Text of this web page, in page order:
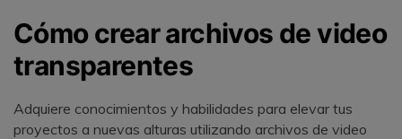
Cómo crear archivos de video
transparentes
Adquiere conocimientos y habilidades para elevar tus
proyectos a nuevas alturas utilizando archivos de video